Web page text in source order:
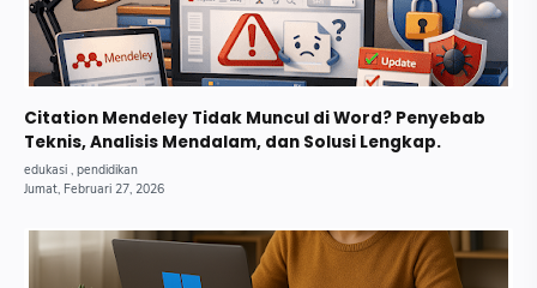
Citation Mendeley Tidak Muncul di Word? Penyebab
Teknis, Analisis Mendalam, dan Solusi Lengkap.